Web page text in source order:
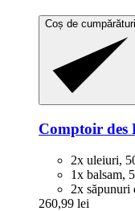
Coș de cumpărături
Comptoir des
2x uleiuri,
1x balsam,
2x săpunuri
260,99 lei